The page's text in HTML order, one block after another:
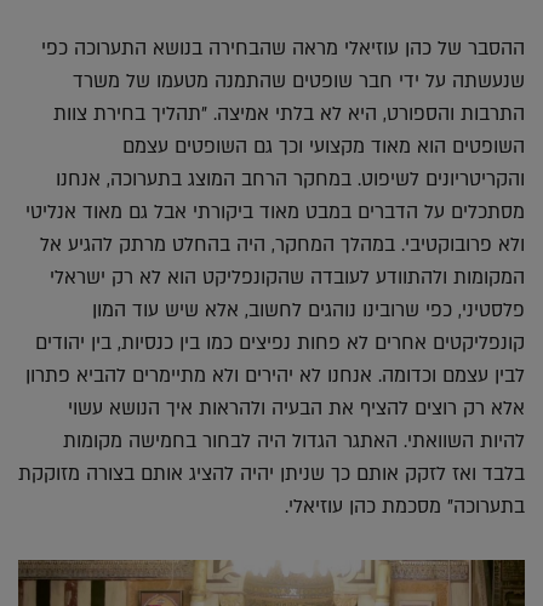
ההסבר של כהן עוזיאלי מראה שהבחירה בנושא התערוכה כפי
שנעשתה על ידי חבר שופטים שהתמנה מטעמו של משרד
התרבות והספורט, היא לא בלתי אמיצה. "תהליך בחירת צוות
השופטים הוא מאוד מקצועי וכך גם השופטים עצמם
והקריטריונים לשיפוט. במחקר הרחב המוצג בתערוכה, אנחנו
מסתכלים על הדברים במבט מאוד ביקורתי אבל גם מאוד אנליטי
ולא פרובוקטיבי. במהלך המחקר, היה בהחלט מרתק להגיע אל
המקומות ולהתוודע לעובדה שהקונפליקט הוא לא רק ישראלי
פלסטיני, כפי שרובינו נוהגים לחשוב, אלא שיש עוד המון
קונפליקטים אחרים לא פחות נפיצים כמו בין כנסיות, בין יהודים
לבין עצמם וכדומה. אנחנו לא יהירים ולא מתיימרים להביא פתרון
אלא רק רוצים להציף את הבעיה ולהראות איך הנושא עשוי
להיות השוואתי. האתגר הגדול היה לבחור בחמישה מקומות
בלבד ואז לזקק אותם כך שניתן יהיה להציג אותם בצורה מזוקקת
בתערוכה" מסכמת כהן עוזיאלי.